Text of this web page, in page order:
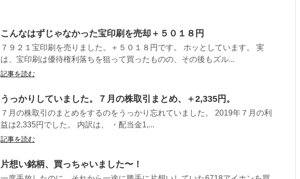
こんなはずじゃなかった宝印刷を売却＋５０１８円
７９２１宝印刷を売りました。＋５０１８円です。 ホッとしています。 実
は、宝印刷は優待権利落ちを狙って買ったものの、その後もズル...
記事を読む
うっかりしていました。７月の株取引まとめ、＋2,335円。
７月の株取引のまとめをするのをうっかり忘れていました。 2019年７月の利
益は2,335円でした。 内訳は、 ・配当金1,...
記事を読む
片想い銘柄、買っちゃいました〜！